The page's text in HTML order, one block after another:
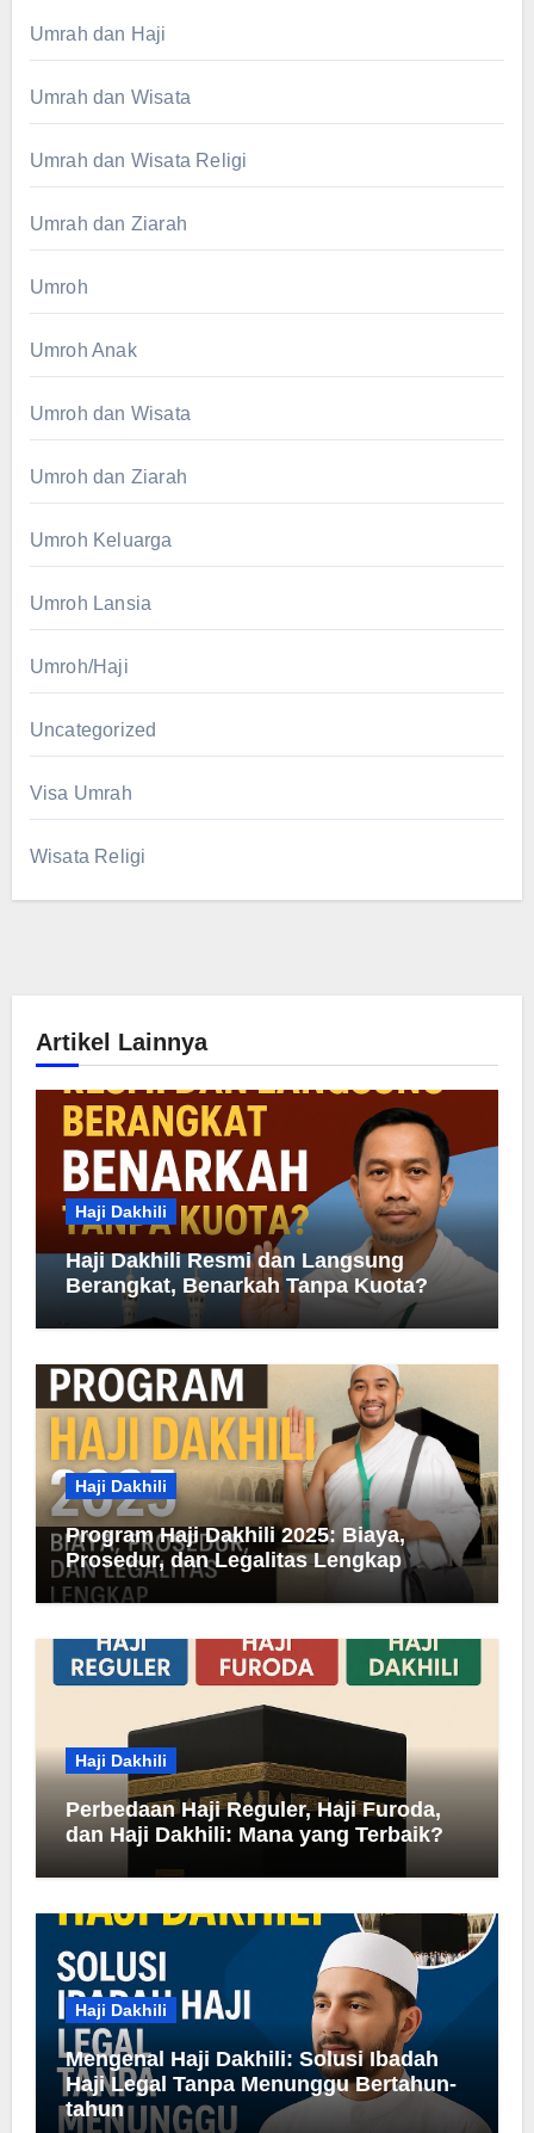
Umrah dan Haji
Umrah dan Wisata
Umrah dan Wisata Religi
Umrah dan Ziarah
Umroh
Umroh Anak
Umroh dan Wisata
Umroh dan Ziarah
Umroh Keluarga
Umroh Lansia
Umroh/Haji
Uncategorized
Visa Umrah
Wisata Religi
Artikel Lainnya
Haji Dakhili
Haji Dakhili Resmi dan Langsung
Berangkat, Benarkah Tanpa Kuota?
Haji Dakhili
Program Haji Dakhili 2025: Biaya,
Prosedur, dan Legalitas Lengkap
Haji Dakhili
Perbedaan Haji Reguler, Haji Furoda,
dan Haji Dakhili: Mana yang Terbaik?
Haji Dakhili
Mengenal Haji Dakhili: Solusi Ibadah
Haji Legal Tanpa Menunggu Bertahun-
tahun